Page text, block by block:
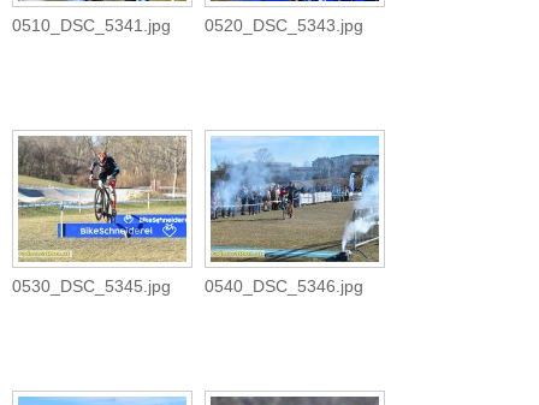
0510_DSC_5341.jpg 0520_DSC_5343.jpg
0530_DSC_5345.jpg 0540_DSC_5346.jpg